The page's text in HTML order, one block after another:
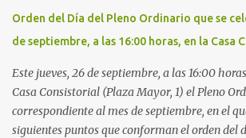
arritmia y agravamiento de su dolencia por
Por ello, la ingresaron a finales del año pasado
cama, en el pasillo, sin mantas y sin poder
ha denunciado el caso y que grabó un vídeo de
extrema, aseguró que los pasillos estaban
que faltaban médicos por las vacaciones de
Orden del Día del Pleno Ordinario que se
de septiembre, a las 16:00 horas, en la Casa
Este jueves, 26 de septiembre, a las 16:00
Casa Consistorial (Plaza Mayor, 1) el Pleno
correspondiente al mes de septiembre, en el
siguientes puntos que conforman el orden del